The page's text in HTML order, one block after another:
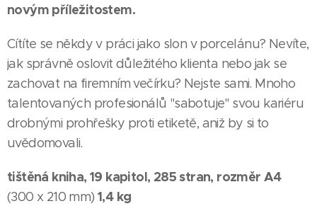
novým příležitostem.
Cítíte se někdy v práci jako slon v porcelánu? Nevíte,
jak správně oslovit důležitého klienta nebo jak se
zachovat na firemním večírku? Nejste sami. Mnoho
talentovaných profesionálů "sabotuje" svou kariéru
drobnými prohřešky proti etiketě, aniž by si to
uvědomovali.
tištěná kniha, 19 kapitol, 285 stran, rozměr A4
(300 x 210 mm) 1,4 kg